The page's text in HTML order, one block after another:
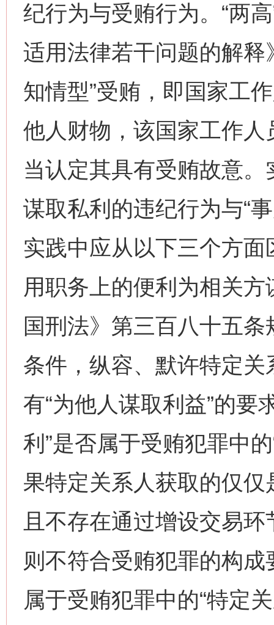
纪行为与受贿行为。“两
适用法律若干问题的解释
知情型”受贿，即国家工
他人财物，该国家工作
当认定其具有受贿故意
谋取私利的违纪行为与“
实践中应从以下三个方
用职务上的便利为相关
国刑法》第三百八十五
条件，纵容、默许特定
有“为他人谋取利益”的要
利”是否属于受贿犯罪中
果特定关系人获取的仅
且不存在通过增设交易
则不符合受贿犯罪的构
属于受贿犯罪中的“特定